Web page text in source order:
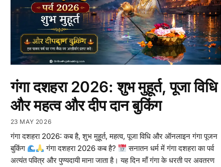
गंगा दशहरा 2026: शुभ मुहूर्त, पूजा विधि
और महत्व और दीप दान बुकिंग
23 MAY 2026
गंगा दशहरा 2026: कब है, शुभ मुहूर्त, महत्व, पूजा विधि और ऑनलाइन गंगा पूजन
बुकिंग
गंगा दशहरा 2026 कब है?
सनातन धर्म में गंगा दशहरा का पर्व
अत्यंत पवित्र और पुण्यदायी माना जाता है। यह दिन माँ गंगा के धरती पर अवतरण